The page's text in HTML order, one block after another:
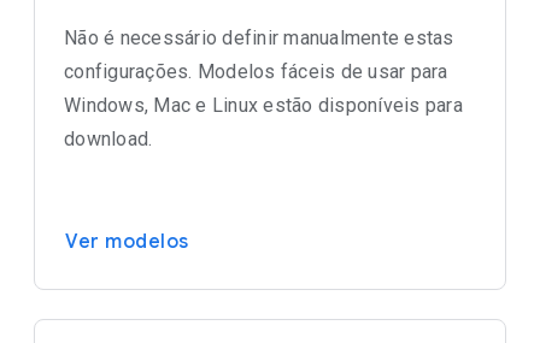
Não é necessário definir manualmente estas
configurações. Modelos fáceis de usar para
Windows, Mac e Linux estão disponíveis para
download.
Ver modelos